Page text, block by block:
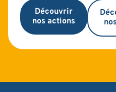
Découvrir
nos actions